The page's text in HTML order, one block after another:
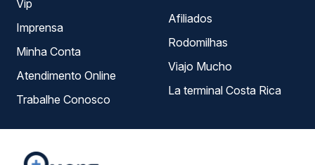
Vip
Imprensa
Minha Conta
Atendimento Online
Trabalhe Conosco
Afiliados
Rodomilhas
Viajo Mucho
La terminal Costa Rica